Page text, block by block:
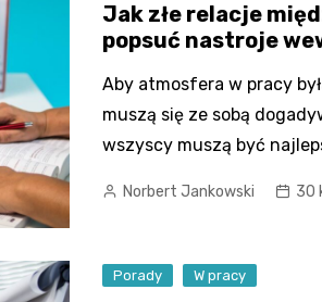
Jak złe relacje
popsuć nastroje
Aby atmosfera w pracy
muszą się ze sobą
wszyscy muszą być
Norbert Jankowski 30
Porady W pracy